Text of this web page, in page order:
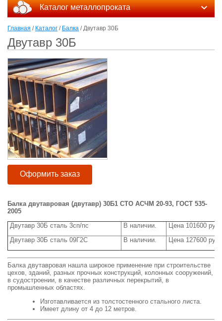
Каталог металлопроката
Главная / Каталог / Балка / Двутавр 30Б
Двутавр 30Б
Оформить заказ
Балка двутавровая (двутавр) 30Б1 СТО АСЧМ 20-93, ГОСТ 535-
2005
Двутавр 30Б сталь 3сп/пс
В наличии.
Цена 101600
Двутавр 30Б сталь 09Г2С
В наличии. Цена 127600
Балка двутавровая нашла широкое применение при строительстве
цехов, зданий, разных прочных конструкций, колонных сооружений,
в судостроении, в качестве различных перекрытий, в
промышленных областях.
Изготавливается из толстостенного стального листа.
Имеет длину от 4 до 12 метров.